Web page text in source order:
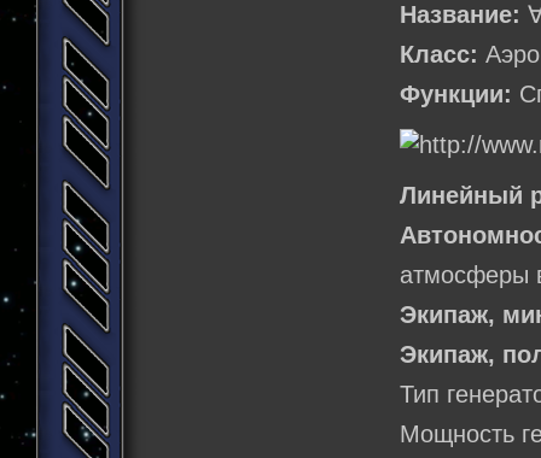
Название:
Класс:
Функции:
Линейный
атмосферы
Экипаж,
Экипаж,
Тип
Мощность